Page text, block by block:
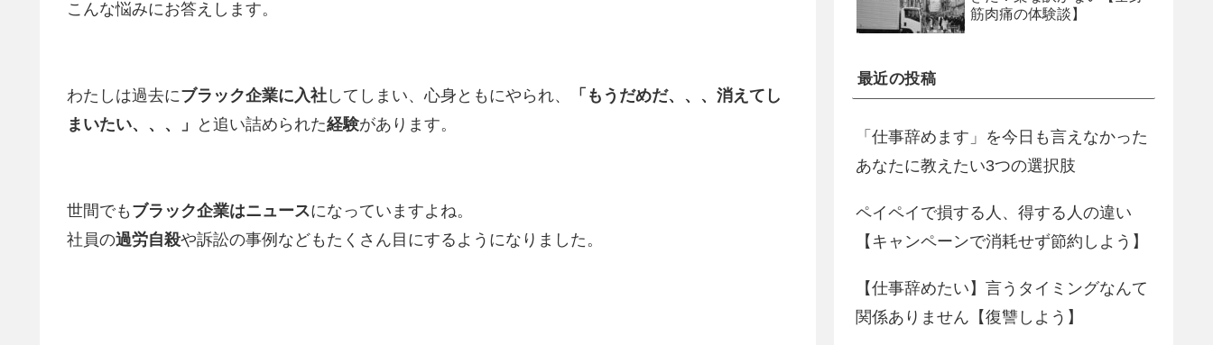
こんな悩みにお答えします。
わたしは過去にブラック企業に入社 してしまい、心身ともにやられ、
「もうだめだ、、、消えてし
まいたい、、、」
と追い詰められた経験があります。
世間でも ブラック企業はニュースになっていますよね。
社員の過労自殺や訴訟の事例などもたくさん目にするようになりました。
筋肉痛の体験談】
最近の投稿
「仕事辞めます」を今日も言えなかった
あなたに教えたい3つの選択肢
ペイペイで損する人、得する人の違い
【キャンペーンで消耗せず節約しよう】
【仕事辞めたい】言うタイミングなんて
関係ありません【復讐しよう】